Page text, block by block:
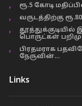
ரூ.5 கோடி
வருடத்திற்கு
பொருட்கள்
பிரதமராக
நேருவின்…
Links